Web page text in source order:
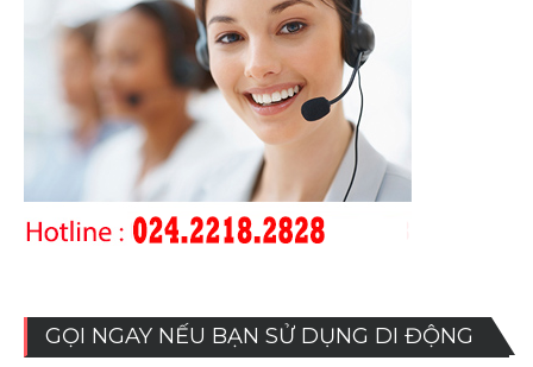
GỌI NGAY NẾU BẠN SỬ DỤNG DI ĐỘNG